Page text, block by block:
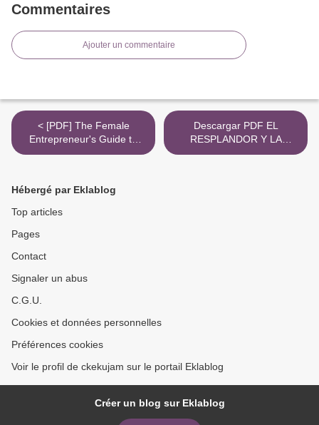
Commentaires
Ajouter un commentaire
< [PDF] The Female
Entrepreneur's Guide to
Creating Your Own Website
Descargar PDF EL
RESPLANDOR Y LA
CENIZA >
Hébergé par Eklablog
Top articles
Pages
Contact
Signaler un abus
C.G.U.
Cookies et données personnelles
Préférences cookies
Voir le profil de ckekujam sur le portail Eklablog
Créer un blog sur Eklablog